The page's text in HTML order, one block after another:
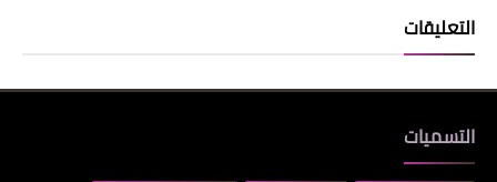
التعليقات
التسميات